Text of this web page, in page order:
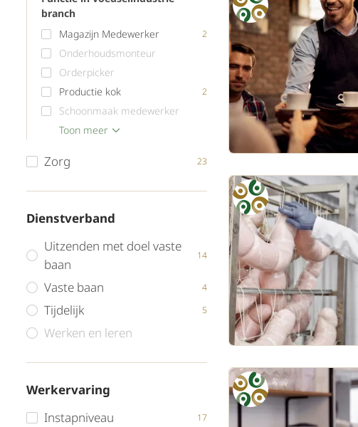
branch
Magazijn Medewerker
2
Onderhoudsmonteur
Orderpicker
Productie kok
2
Schoonmaak medewerker
Verpakkingsmedewerker
Voedingsmiddelen Productie
Toon meer
Zorg 23
Dienstverband
Uitzenden met doel vaste
baan
14
Vaste baan 4
Tijdelijk 5
Werken en leren
Werkervaring
Instapniveau
17